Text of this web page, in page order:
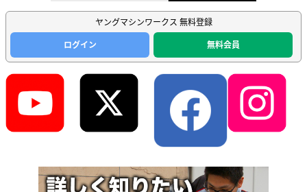
ヤングマシンワークス 無料登録
ログイン
無料会員